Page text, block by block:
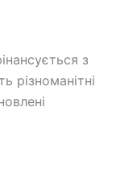
з
різноманітні